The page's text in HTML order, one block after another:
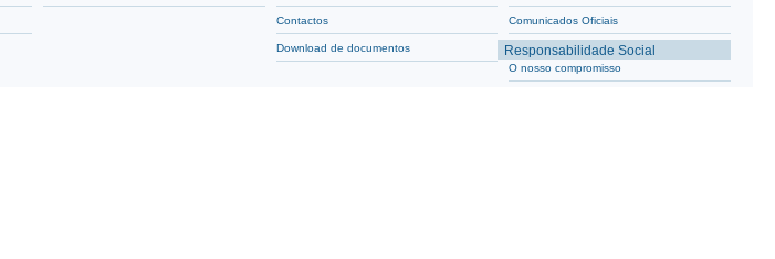
Contactos
Download de documentos
Comunicados Oficiais
Responsabilidade Social
O nosso compromisso